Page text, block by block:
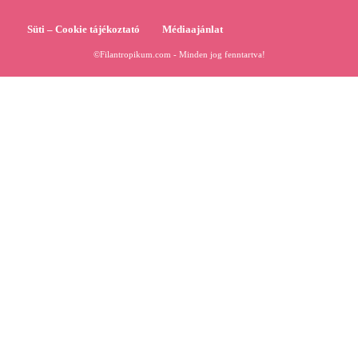
Süti – Cookie tájékoztató Médiaajánlat
©Filantropikum.com - Minden jog fenntartva!